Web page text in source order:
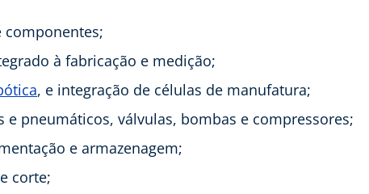
componentes;
à fabricação e medição;
, e integração de células de manufatura;
pneumáticos, válvulas, bombas e compressores;
e armazenagem;
corte;